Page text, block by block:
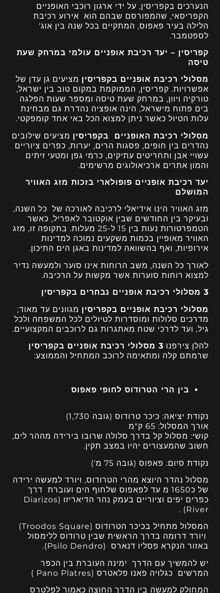
הנערכים בקפריסין, על ידי ארגון רוכבי האופניים
הקפריסאי, שהמפורסם שבהם הוא אירוע רכיבת
הלילה בעיר פאפוס, המתקיים בכל שנה בין אוג'
לספטמבר.
קפריסין – יעד רכיבת אופניים עולמי במרחק שעת
טיסה
מסלולי רכיבת אופניים בקפריסין מציעים גן עדן של
אפשרויות. קפריסין, הממוקמת במקום טוב בין ישראל,
טורקיה ויוון, במרחק שעת טיסה ומספר שעות הפלגה
בים פתוח מישראל, הינה אופציה נהדרת גם מבחינת
עלות הטיול כאשר ניתן למצוא הכל באי אחד קומפקטי.
מסלולי רכיבת האופניים בקפריסין מציעים שילובים
נהדרים בין חופים, פסגות הרים, יערות, כפרים ציוריים
עשויי אבן ותחריטים עתיקים, כרמי גפן ומטעי זיתים
והמון אתרים ארכיאולוגים מרשימים.
יעד רכיבת אופניים פופולארי בזכות מזג האוויר
המושלם
מזג האוויר הינו אידיאלי לרכיבה לאורכה של כל השנה,
ובעיקר בין החודשים שבין אוקטובר לאפריל, כאשר
הטמפרטורות נעות בין 15 ל-25 מעלות. בתקופה זו, מזג
האוויר מאופיין בכמות משקעים נמוכה למדינות
אירופיות, ואף בהשוואה למדינות באגן הים התיכון.
לאורך כל השנה, משב הרוחות אינו סוער ולמעשה נדיר
למצוא רוחות סוערות אשר מקשות על הרכיבה.
3 מסלולי רכיבת אופניים נבחרים בקפריסין
מסלולי רכיבת אופניים בקפריסין מגוונים עד מאוד;
מדרכים סלולות ומוסדרות לטיולים לכל המשפחה ולכל
גיל, ועד לדרכי שטח מאתגרות גם לרוכבים המקצועיים.
להלן צירפנו 3 מסלולי רכיבת אופניים בקפריסין
שרמתם קלה ומתאימה לרוכב המתחיל והממוצע:
בין הרי הטרודוס לחופי פאפוס
נקודת יציאה: כיכר טרודוס (גובה 1,730)
אורך המסלול: 65 ק"מ
קושי: מסלול קל בדרך סלולה שרובו בירידה מההר לים,
חשוב שהמעצורים יהיו במצב תקין.
נקודת סיום: פאפוס (גובה 75 מ')
מסלול נהדר היוצא מהרי הטרודוס, ויורד למעשה ירידה
של כ1650 מ עד לפאפוס שלחוף הים ועוברת דרך
כפרים יפים וציוריים בעמק נהר הדיאריזו (Diarizos
River) .
המסלול מתחיל בכיכר הטרודוס (Troodos Square)
ויורד דרומה בדרך הראשית שבין טרודוס ללימסול
באזור הנקרא פסליו דנארס (Psilo Dendro).
יש להמשיך עם הדרך ימינה העוברת בין הכפר
המרשים כגלויה פאנו פלאטרס (Pano Platres )
המחולק למעשה בין הדרך החוצה כאמור לפלטרס